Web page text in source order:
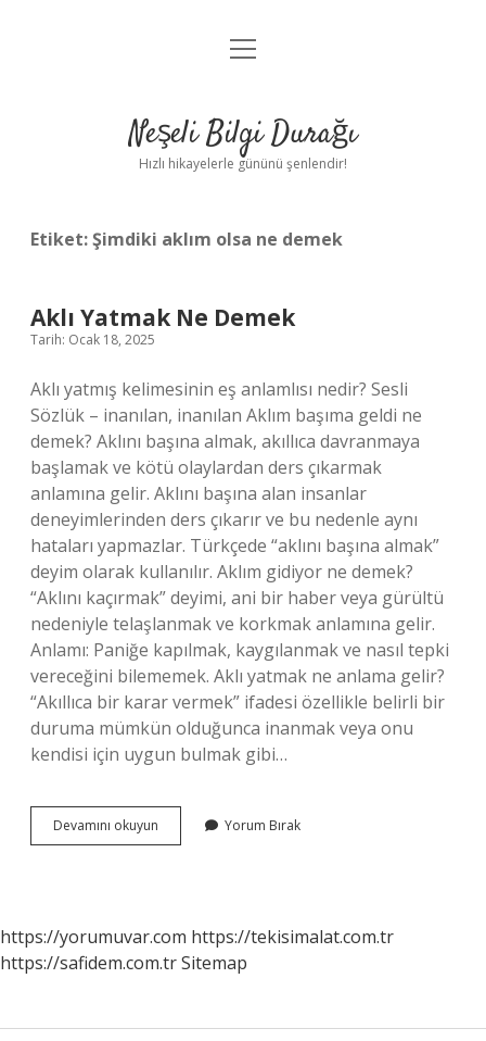
Anasayfa
Yasal Uyarı
menüyü
Neşeli Bilgi Durağı
Hızlı hikayelerle gününü şenlendir!
Etiket:Şimdiki aklım olsa ne demek
Aklı Yatmak Ne Demek
Tarih: Ocak 18, 2025
Aklı yatmış kelimesinin eş anlamlısı nedir? Sesli
Sözlük – inanılan, inanılan Aklım başıma geldi ne
demek? Aklını başına almak, akıllıca davranmaya
başlamak ve kötü olaylardan ders çıkarmak
anlamına gelir. Aklını başına alan insanlar
deneyimlerinden ders çıkarır ve bu nedenle aynı
hataları yapmazlar. Türkçede “aklını başına almak”
deyim olarak kullanılır. Aklım gidiyor ne demek?
“Aklını kaçırmak” deyimi, ani bir haber veya gürültü
nedeniyle telaşlanmak ve korkmak anlamına gelir.
Anlamı: Paniğe kapılmak, kaygılanmak ve nasıl tepki
vereceğini bilememek. Aklı yatmak ne anlama gelir?
“Akıllıca bir karar vermek” ifadesi özellikle belirli bir
duruma mümkün olduğunca inanmak veya onu
kendisi için uygun bulmak gibi…
Devamını okuyun
Yatmak
Yorum Bırak
https://yorumuvar.com https://tekisimalat.com.tr
https://safidem.com.trSitemap